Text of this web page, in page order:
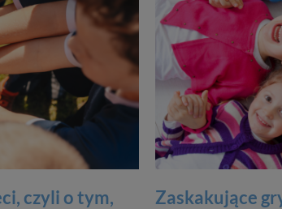
czyli o tym,
Zaskakujące